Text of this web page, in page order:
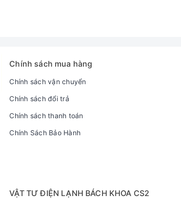
Chính sách mua hàng
Chính sách vận chuyển
Chính sách đổi trả
Chính sách thanh toán
Chính Sách Bảo Hành
VẬT TƯ ĐIỆN LẠNH BÁCH KHOA CS2